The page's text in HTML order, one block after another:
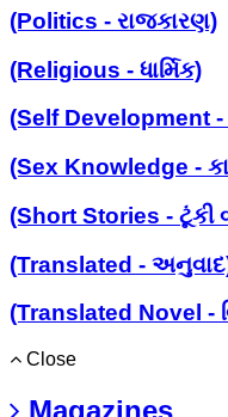
(Politics - રાજકારણ)
(Religious - ધાર્મિક)
(Self Development -
(Sex Knowledge -
(Short Stories - ટૂંકી
(Translated -
(Translated Novel -
Close
Magazines